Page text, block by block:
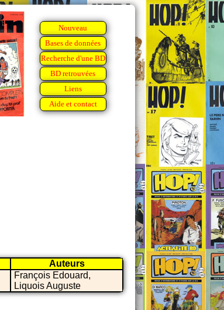
Nouveau
Bases de données
Recherche d'une BD
BD retrouvées
Liens
Aide et contact
Auteurs
François Edouard,
Liquois Auguste